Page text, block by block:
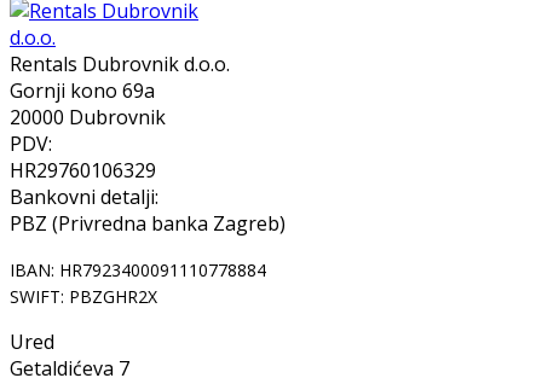
Rentals Dubrovnik d.o.o.
Gornji kono 69a
20000 Dubrovnik
PDV:
HR29760106329
Bankovni detalji:
PBZ (Privredna banka Zagreb)
IBAN: HR7923400091110778884
SWIFT: PBZGHR2X
Ured
Getaldićeva 7